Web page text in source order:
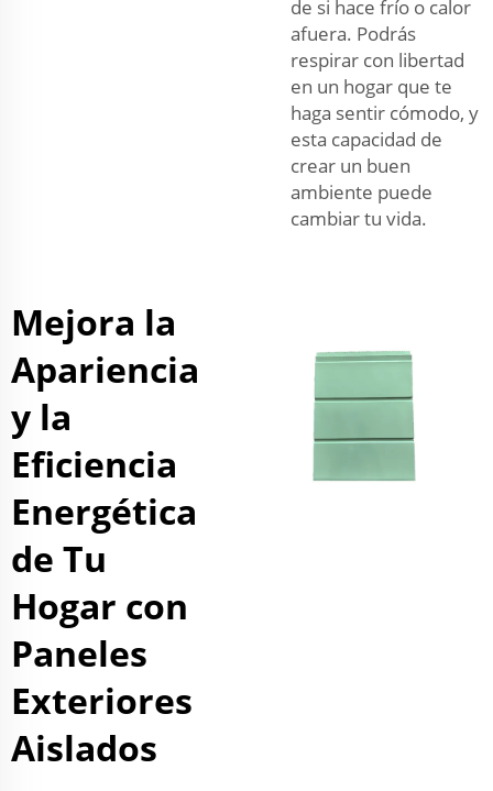
de si hace frío o calor
afuera. Podrás
respirar con libertad
en un hogar que te
haga sentir cómodo, y
esta capacidad de
crear un buen
ambiente puede
cambiar tu vida.
Mejora la
Apariencia
y la
Eficiencia
Energética
de Tu
Hogar con
Paneles
Exteriores
Aislados